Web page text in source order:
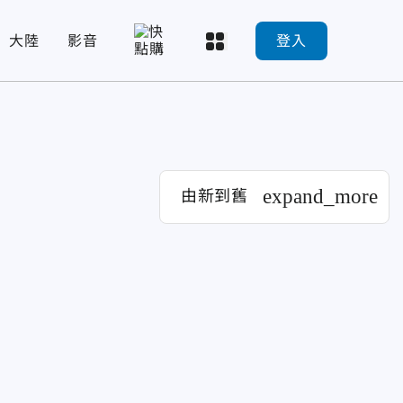
大陸 影音 登入
由新到舊 expand_more